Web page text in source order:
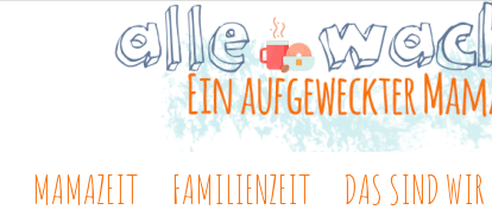
MAMAZEIT FAMILIENZEIT DAS SIND WIR